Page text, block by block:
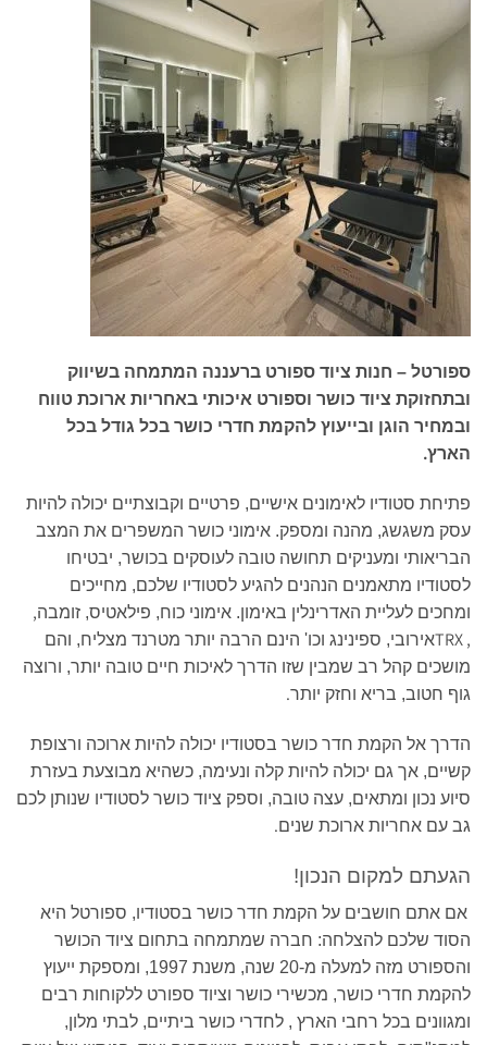
ספורטל – חנות ציוד ספורט ברעננה המתמחה בשיווק
ובתחזוקת ציוד כושר וספורט איכותי באחריות ארוכת טווח
ובמחיר הוגן ובייעוץ להקמת חדרי כושר בכל גודל בכל
הארץ.
פתיחת סטודיו לאימונים אישיים, פרטיים וקבוצתיים יכולה להיות
עסק משגשג, מהנה ומספק. אימוני כושר המשפרים את המצב
הבריאותי ומעניקים תחושה טובה לעוסקים בכושר, יבטיחו
לסטודיו מתאמנים הנהנים להגיע לסטודיו שלכם, מחייכים
ומחכים לעליית האדרינלין באימון. אימוני כוח, פילאטיס, זומבה,
TRX ,אירובי, ספינינג וכו' הינם הרבה יותר מטרנד מצליח, והם
מושכים קהל רב שמבין שזו הדרך לאיכות חיים טובה יותר, ורוצה
גוף חטוב, בריא וחזק יותר.
הדרך אל הקמת חדר כושר בסטודיו יכולה להיות ארוכה ורצופת
קשיים, אך גם יכולה להיות קלה ונעימה, כשהיא מבוצעת בעזרת
סיוע נכון ומתאים, עצה טובה, וספק ציוד כושר לסטודיו שנותן לכם
גב עם אחריות ארוכת שנים.
הגעתם למקום הנכון!
אם אתם חושבים על הקמת חדר כושר בסטודיו, ספורטל היא
הסוד שלכם להצלחה: חברה שמתמחה בתחום ציוד הכושר
והספורט מזה למעלה מ-20 שנה, משנת 1997, ומספקת ייעוץ
להקמת חדרי כושר, מכשירי כושר וציוד ספורט ללקוחות רבים
ומגוונים בכל רחבי הארץ , לחדרי כושר ביתיים, לבתי מלון,